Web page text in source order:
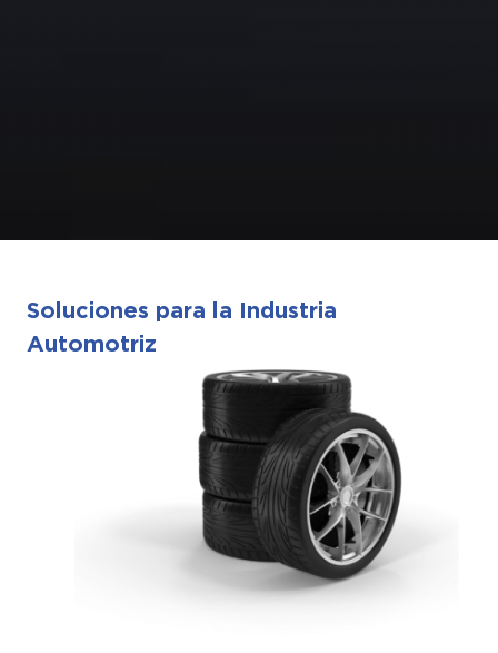
Soluciones para la Industria
Automotriz